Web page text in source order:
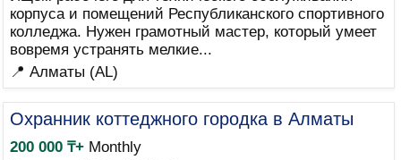
корпуса и помещений Республиканского спортивного
колледжа. Нужен грамотный мастер, который умеет
вовремя устранять мелкие...
📍 Алматы (AL)
Охранник коттеджного городка в Алматы
200 000 ₸+Monthly